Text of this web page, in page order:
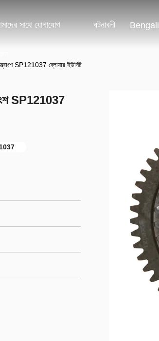
সাথে যোগাযোগ ঘটনাবলী Bengali
SP121037 ব্লোয়ার ইউনিট
SP121037